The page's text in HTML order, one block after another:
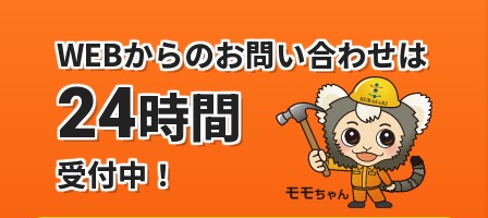
WEBからのお問い合わせは
24時間
受付中！